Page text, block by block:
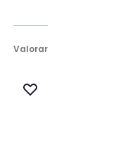
Valorar